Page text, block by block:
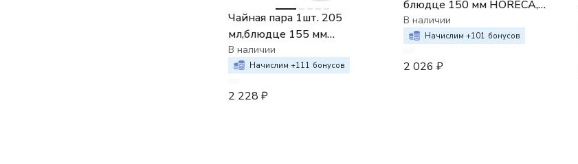
Чайная пара 1шт. 205
мл,блюдце 155 мм
(большая ручка), Bernadotte
декор Мейсенский букет
В наличии
Начислим +111 бонусов
2 228 ₽
блюдце 150 мм HORECA,
Bernadotte декор
Мейсенский букет
В наличии
Начислим +101 бонусов
2 026 ₽